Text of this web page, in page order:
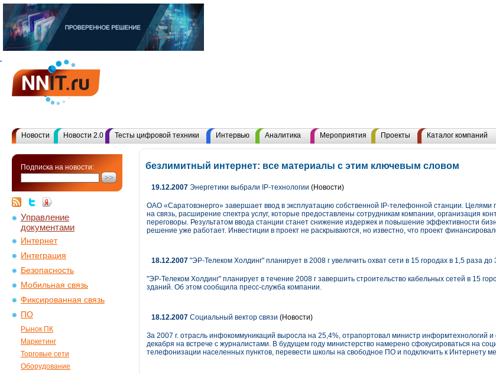
Новости Новости 2.0 Тесты цифровой техники Интервью Аналитика Мероприятия Проекты Каталог компаний
Подписка на новости:
Управление
документами
Интернет
Интеграция
Безопасность
Мобильная связь
Фиксированная связь
ПО
Рынок ПК
Маркетинг
Торговые сети
Оборудование
безлимитный интернет: все материалы с этим ключевым словом
19.12.2007 Энергетики выбрали IP-технологии (Новости)
ОАО «Саратовэнерго» завершает ввод в эксплуатацию собственной IP-телефонной станции. Целями
на связь, расширение спектра услуг, которые предоставлены сотрудникам компании, организация
переговоры. Результатом ввода станции станет снижение издержек и повышение эффективности
решение уже работает. Инвестиции в проект не раскрываются, но известно, что проект
18.12.2007 "ЭР-Телеком Холдинг" планирует в 2008 г увеличить охват сети в 15 городах в 1,5 раза до
"ЭР-Телеком Холдинг" планирует в течение 2008 г завершить строительство кабельных сетей в 15
зданий. Об этом сообщила пресс-служба компании.
18.12.2007 Социальный вектор связи (Новости)
За 2007 г. отрасль инфокоммуникаций выросла на 25,4%, отрапортовал министр информтехнологий
декабря на встрече с журналистами. В будущем году министерство намерено сфокусироваться на
телефонизации населенных пунктов, перевести школы на свободное ПО и подключить к Интернету